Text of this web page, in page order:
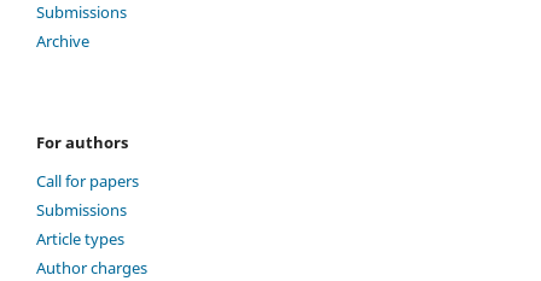
Submissions
Archive
For authors
Call for papers
Submissions
Article types
Author charges